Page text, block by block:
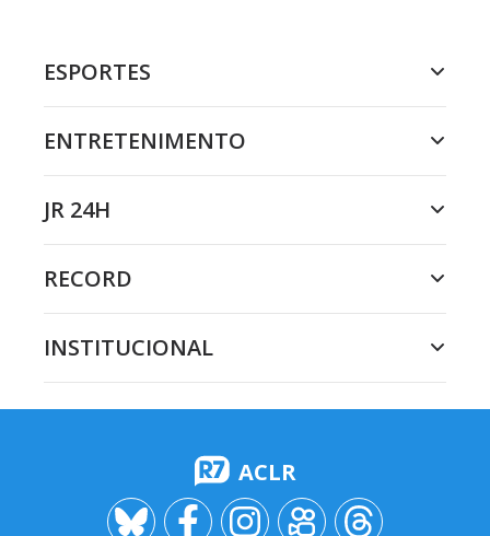
ESPORTES
ENTRETENIMENTO
JR 24H
RECORD
INSTITUCIONAL
ACLR